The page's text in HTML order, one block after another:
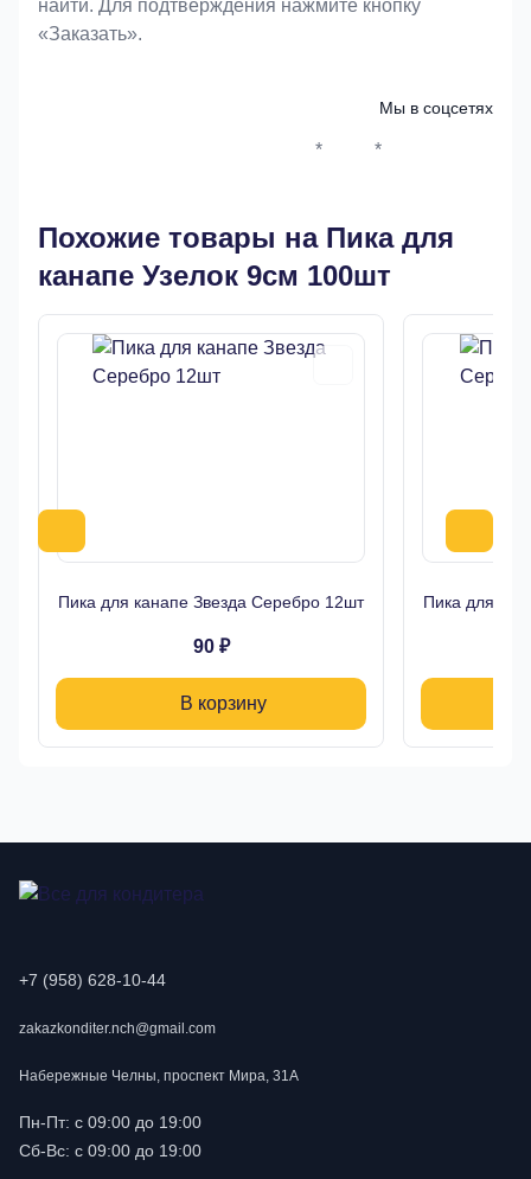
найти. Для подтверждения нажмите кнопку
«Заказать».
Мы в соцсетях
* *
Похожие товары на Пика для
канапе Узелок 9см 100шт
Пика для канапе Звезда Серебро 12шт
90 ₽
В корзину
Пика для
+7 (958) 628-10-44
zakazkonditer.nch@gmail.com
Набережные Челны, проспект Мира, 31А
Пн-Пт: с 09:00 до 19:00
Сб-Вс: с 09:00 до 19:00